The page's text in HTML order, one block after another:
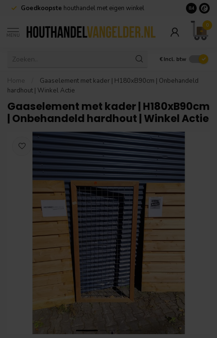
Goedkoopste houthandel met eigen winkel Geen
8.4
MENU
0
€ Incl. btw
Home
Gaaselement met kader | H180xB90cm | Onbehandeld
hardhout | Winkel Actie
Gaaselement met kader | H180xB90cm
| Onbehandeld hardhout | Winkel Actie